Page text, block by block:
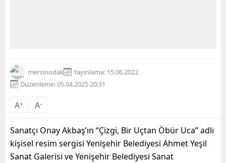
mersinodak
Yayınlama: 15.06.2022
Düzenleme: 05.04.2025 20:31
A+ A-
Sanatçı Onay Akbaş’ın “Çizgi, Bir Uçtan Öbür Uca” adlı
kişisel resim sergisi Yenişehir Belediyesi Ahmet Yeşil
Sanat Galerisi ve Yenişehir Belediyesi Sanat